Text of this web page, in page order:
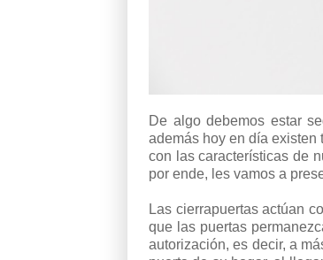
De algo debemos estar
además hoy en día existen
con las características de
por ende, les vamos a
Las cierrapuertas actúan
que las puertas
autorización, es decir, a